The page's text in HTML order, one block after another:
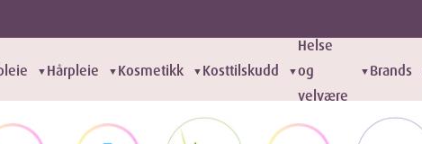
▼ Hårpleie ▼ Kosmetikk ▼ Kosttilskudd ▼
Helse
og
velvære
▼ Brands